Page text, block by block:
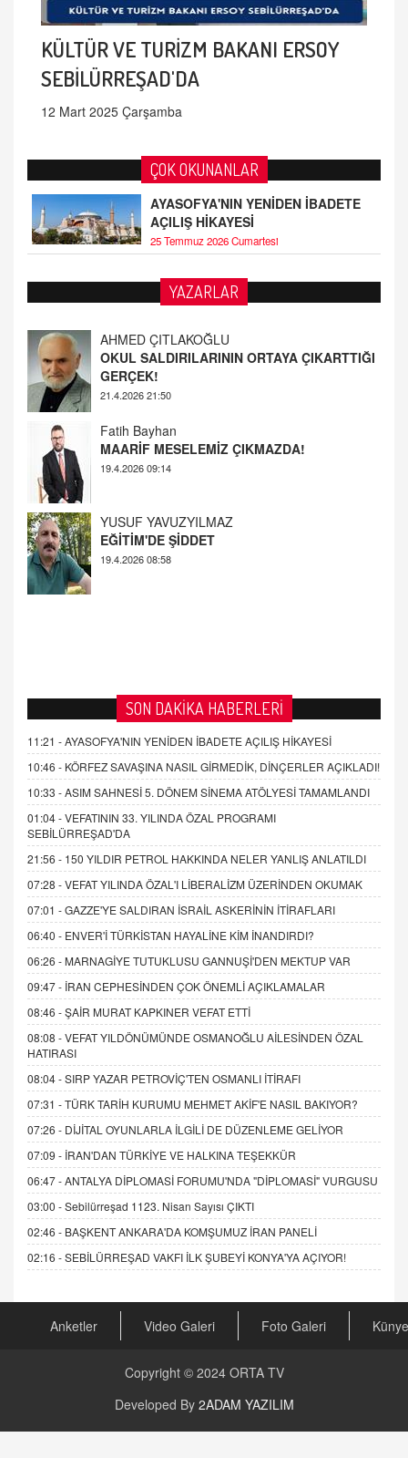
KÜLTÜR VE TURİZM BAKANI ERSOY
SEBİLÜRREŞAD'DA
12 Mart 2025 Çarşamba
ÇOK OKUNANLAR
AYASOFYA'NIN YENİDEN İBADETE
AÇILIŞ HİKAYESİ
25 Temmuz 2026 Cumartesi
YAZARLAR
Fatih Bayhan
MAARİF MESELEMİZ ÇIKMAZDA!
19.4.2026 09:14
YUSUF YAVUZYILMAZ
EĞİTİM'DE ŞİDDET
19.4.2026 08:58
AHMED ÇITLAKOĞLU
OKUL SALDIRILARININ ORTAYA ÇIKARTTIĞI
GERÇEK!
SON DAKİKA HABERLERİ
11:21 -AYASOFYA'NIN YENİDEN İBADETE AÇILIŞ HİKAYESİ
10:46 - KÖRFEZ SAVAŞINA NASIL GİRMEDİK, DİNÇERLER AÇIKLADI!
10:33 -ASIM SAHNESİ 5. DÖNEM SİNEMA ATÖLYESİ TAMAMLANDI
01:04 -VEFATININ 33. YILINDA ÖZAL PROGRAMI
SEBİLÜRREŞAD'DA
21:56 - 150 YILDIR PETROL HAKKINDA NELER YANLIŞ ANLATILDI
07:28 -VEFAT YILINDA ÖZAL'I LİBERALİZM ÜZERİNDEN OKUMAK
07:01 -GAZZE'YE SALDIRAN İSRAİL ASKERİNİN İTİRAFLARI
06:40 - ENVER'İ TÜRKİSTAN HAYALİNE KİM İNANDIRDI?
06:26 - MARNAGİYE TUTUKLUSU GANNUŞİ'DEN MEKTUP VAR
09:47 - İRAN CEPHESİNDEN ÇOK ÖNEMLİ AÇIKLAMALAR
08:46 -ŞAİR MURAT KAPKINER VEFAT ETTİ
08:08 -VEFAT YILDÖNÜMÜNDE OSMANOĞLU AİLESİNDEN ÖZAL
HATIRASI
08:04 -SIRP YAZAR PETROVİÇ'TEN OSMANLI İTİRAFI
07:31 -TÜRK TARİH KURUMU MEHMET AKİF'E NASIL BAKIYOR?
07:26 - DİJİTAL OYUNLARLA İLGİLİ DE DÜZENLEME GELİYOR
07:09 - İRAN'DAN TÜRKİYE VE HALKINA TEŞEKKÜR
06:47 -ANTALYA DİPLOMASİ FORUMU'NDA "DİPLOMASİ" VURGUSU
03:00 -Sebilürreşad 1123. Nisan Sayısı ÇIKTI
02:46 - BAŞKENT ANKARA'DA KOMŞUMUZ İRAN PANELİ
02:16 -SEBİLÜRREŞAD VAKFI İLK ŞUBEYİ KONYA'YA AÇIYOR!
Anketler Video Galeri Foto Galeri Künye
Copyright © 2024 ORTA TV
Developed By 2ADAM YAZILIM